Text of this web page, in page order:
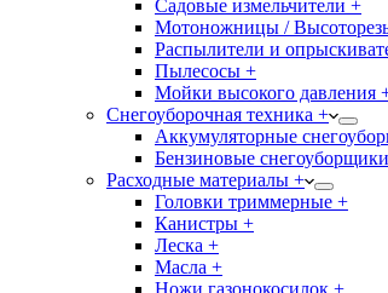
Садовые измельчители +
Мотоножницы /
Распылители и
Пылесосы +
Мойки высокого давления
Снегоуборочная техника +
Аккумуляторные
Бензиновые
Расходные материалы +
Головки триммерные +
Канистры +
Леска +
Масла +
Ножи газонокосилок +